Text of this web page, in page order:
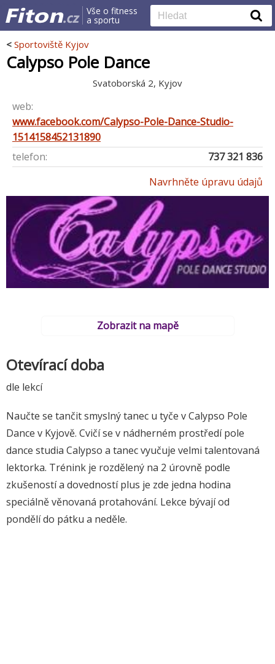
Vše o fitness
a sportu
< Sportoviště Kyjov
Calypso Pole Dance
Svatoborská 2, Kyjov
web:
www.facebook.com/Calypso-Pole-Dance-Studio-
1514158452131890
telefon:
737 321 836
Navrhněte úpravu údajů
Zobrazit na mapě
Otevírací doba
dle lekcí
Naučte se tančit smyslný tanec u tyče v Calypso Pole
Dance v Kyjově. Cvičí se v nádherném prostředí pole
dance studia Calypso a tanec vyučuje velmi talentovaná
lektorka. Trénink je rozdělený na 2 úrovně podle
zkušeností a dovedností plus je zde jedna hodina
speciálně věnovaná protahování. Lekce bývají od
pondělí do pátku a neděle.